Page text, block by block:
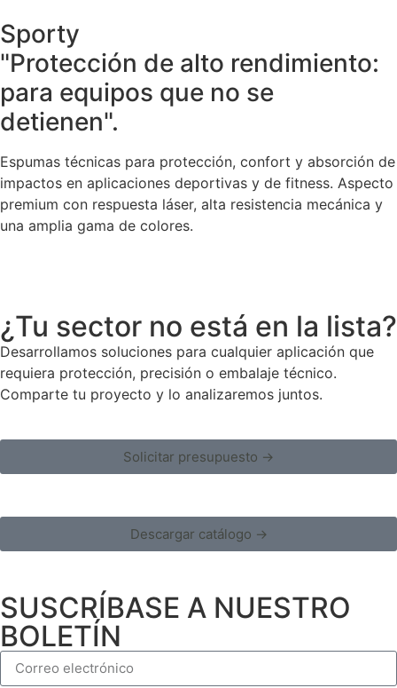
Sporty
"Protección de alto rendimiento:
para equipos que no se
detienen".
Espumas técnicas para protección, confort y absorción de
impactos en aplicaciones deportivas y de fitness. Aspecto
premium con respuesta láser, alta resistencia mecánica y
una amplia gama de colores.
¿Tu sector no está en la lista?
Desarrollamos soluciones para cualquier aplicación que
requiera protección, precisión o embalaje técnico.
Comparte tu proyecto y lo analizaremos juntos.
Solicitar presupuesto →
Descargar catálogo →
SUSCRÍBASE A NUESTRO
BOLETÍN